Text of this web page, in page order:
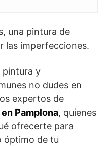
una pintura de
las imperfecciones.
pintura y
no dudes en
expertos de
Pamplona, quienes
ofrecerte para
óptimo de tu